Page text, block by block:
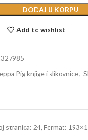
DODAJ U KORPU
Add to wishlist
Pig knjige i slikovnice,
stranica: 24, Format: